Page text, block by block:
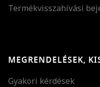
Termékvisszahívási
MEGRENDELÉSEK,
Gyakori kérdések